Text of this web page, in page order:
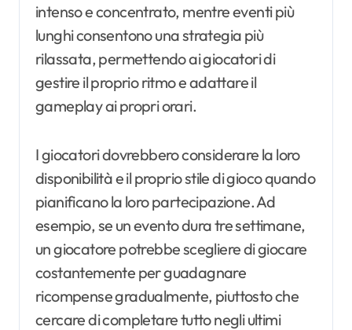
intenso e concentrato, mentre eventi più
lunghi consentono una strategia più
rilassata, permettendo ai giocatori di
gestire il proprio ritmo e adattare il
gameplay ai propri orari.
I giocatori dovrebbero considerare la loro
disponibilità e il proprio stile di gioco quando
pianificano la loro partecipazione. Ad
esempio, se un evento dura tre settimane,
un giocatore potrebbe scegliere di giocare
costantemente per guadagnare
ricompense gradualmente, piuttosto che
cercare di completare tutto negli ultimi